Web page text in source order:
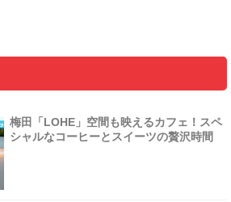
梅田「LOHE」空間も映えるカフェ！スペ
シャルなコーヒーとスイーツの贅沢時間